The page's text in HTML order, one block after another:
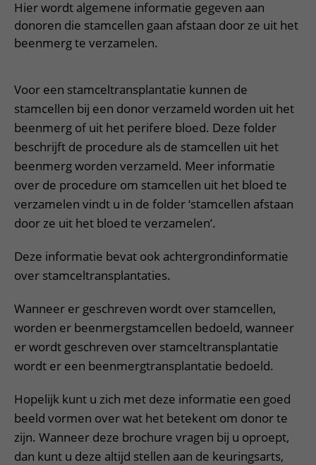
Onderzoeken en diagnostiek
Het Wilhelmina Kinderziekenhuis
Bloedprikken
Wachttijden
Wijzigen patiëntgegevens
Mijn UMC Utrecht patiëntportaal
Faciliteiten en voorzieningen
Bezoekregels
Route naar het ziekenhuis
Parkeren
Contact met polikliniek
Contact met verpleegafdeling
Het Wilhelmina Kinderziekenhuis
Teleconsult aanvragen
Diagnostiek aanvragen
Over UMC Utrecht
Onderwijs
Werken bij het UMC Utrecht
Hier wordt algemene informatie gegeven aan
donoren die stamcellen gaan afstaan door ze uit het
beenmerg te verzamelen.
Voor een stamceltransplantatie kunnen de
stamcellen bij een donor verzameld worden uit het
beenmerg of uit het perifere bloed. Deze folder
beschrijft de procedure als de stamcellen uit het
beenmerg worden verzameld. Meer informatie
over de procedure om stamcellen uit het bloed te
verzamelen vindt u in de folder ‘stamcellen afstaan
door ze uit het bloed te verzamelen’.
Deze informatie bevat ook achtergrondinformatie
over stamceltransplantaties.
Wanneer er geschreven wordt over stamcellen,
worden er beenmergstamcellen bedoeld, wanneer
er wordt geschreven over stamceltransplantatie
wordt er een beenmergtransplantatie bedoeld.
Hopelijk kunt u zich met deze informatie een goed
beeld vormen over wat het betekent om donor te
zijn. Wanneer deze brochure vragen bij u oproept,
dan kunt u deze altijd stellen aan de keuringsarts,